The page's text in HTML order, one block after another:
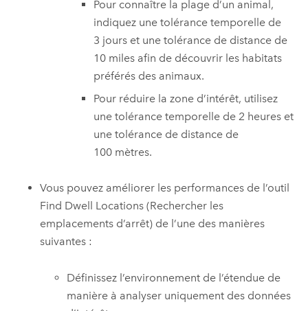
Pour connaître la plage d’un animal,
indiquez une tolérance temporelle de
3 jours et une tolérance de distance de
10 miles afin de découvrir les habitats
préférés des animaux.
Pour réduire la zone d’intérêt, utilisez
une tolérance temporelle de 2 heures et
une tolérance de distance de
100 mètres.
Vous pouvez améliorer les performances de l’outil
Find Dwell Locations (Rechercher les
emplacements d’arrêt) de l’une des manières
suivantes :
Définissez l’environnement de l’étendue de
manière à analyser uniquement des données